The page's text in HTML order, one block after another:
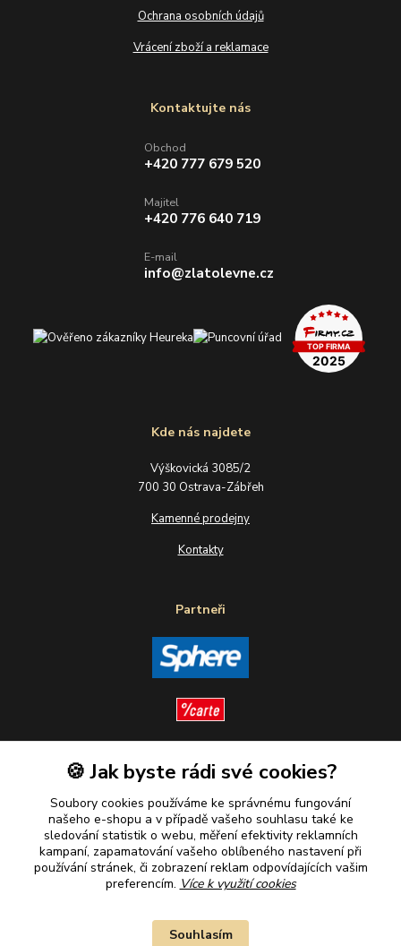
Ochrana osobních údajů
Vrácení zboží a reklamace
Kde nás najdete
Výškovická 3085/2
700 30 Ostrava-Zábřeh
Kamenné prodejny
Kontakty
Partneři
Sledujte nás
Plaťte u nás bezpečně
Kontaktujte nás
Obchod
+420 777 679 520
Majitel
+420 776 640 719
E-mail
info@zlatolevne.cz
🍪 Jak byste rádi své cookies?
Soubory cookies používáme ke správnému fungování
našeho e-shopu a v případě vašeho souhlasu také ke
sledování statistik o webu, měření efektivity reklamních
kampaní, zapamatování vašeho oblíbeného nastavení při
používání stránek, či zobrazení reklam odpovídajících vašim
preferencím. Více k využití cookies
Souhlasím